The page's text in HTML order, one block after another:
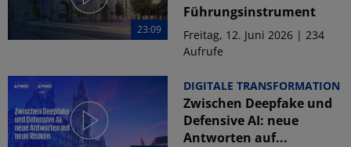
23:09
Führungsinstrument
Freitag, 12. Juni 2026 | 234
Aufrufe
DIGITALE TRANSFORMATION
Zwischen Deepfake und
Defensive AI: neue
Antworten auf...